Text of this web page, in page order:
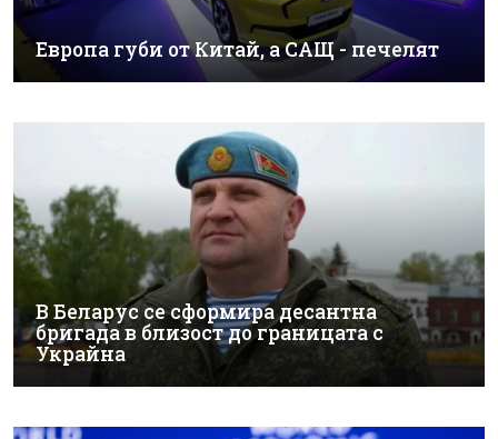
Европа губи от Китай, а САЩ - печелят
В Беларус се сформира десантна
бригада в близост до границата с
Украйна